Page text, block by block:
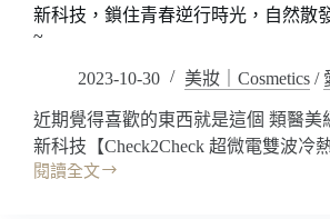
新科技，鎖住青春逆行時光，自然散
~
2023-10-30 美妝｜Cosmetics /
近期覺得喜歡的東西就是這個 類醫美
新科技【Check2Check 超微電雙波冷
閱讀全文
開